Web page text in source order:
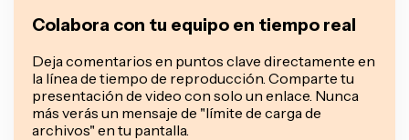
Colabora con tu equipo en tiempo real
Deja comentarios en puntos clave directamente en
la línea de tiempo de reproducción. Comparte tu
presentación de video con solo un enlace. Nunca
más verás un mensaje de "límite de carga de
archivos" en tu pantalla.